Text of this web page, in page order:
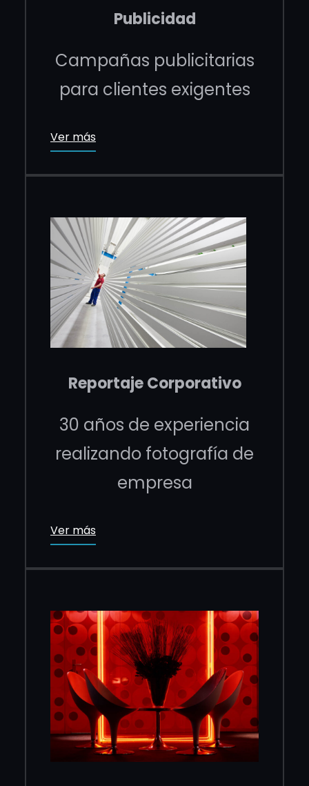
Publicidad
Campañas publicitarias
para clientes exigentes
Ver más
Reportaje Corporativo
30 años de experiencia
realizando fotografía de
empresa
Ver más